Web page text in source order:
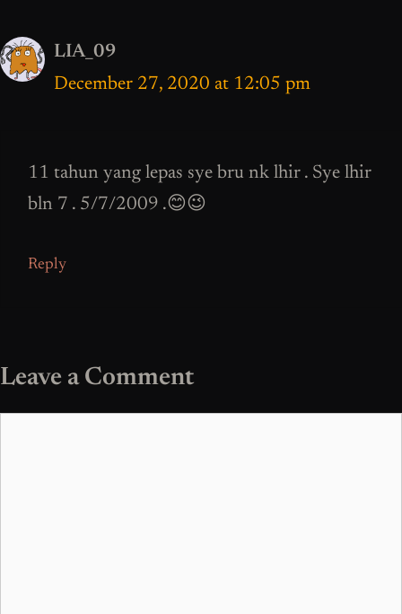
LIA_09
December 27, 2020 at 12:05 pm
11 tahun yang lepas sye bru nk lhir . Sye lhir
bln 7 . 5/7/2009 .😊😉
Reply
Leave a Comment